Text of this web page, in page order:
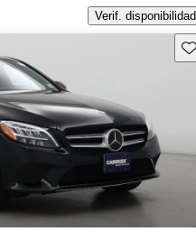
Verif. disponibilidad